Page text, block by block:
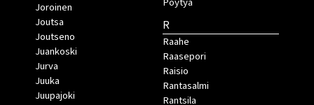
Joroinen
Joutsa
Joutseno
Juankoski
Jurva
Juuka
Juupajoki
R
Raahe
Raasepori
Raisio
Rantasalmi
Rantsila